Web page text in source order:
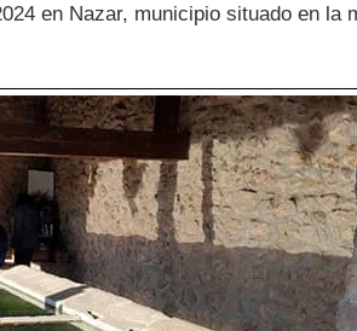
en Nazar, municipio situado en la